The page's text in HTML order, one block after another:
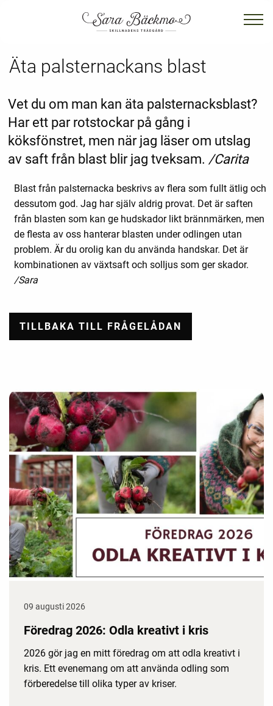
Äta palsternackans blast
Vet du om man kan äta palsternacksblast?
Har ett par rotstockar på gång i
köksfönstret, men när jag läser om utslag
av saft från blast blir jag tveksam. /Carita
Blast från palsternacka beskrivs av flera som fullt ätlig och
dessutom god. Jag har själv aldrig provat. Det är saften
från blasten som kan ge hudskador likt brännmärken, men
de flesta av oss hanterar blasten under odlingen utan
problem. Är du orolig kan du använda handskar. Det är
kombinationen av växtsaft och solljus som ger skador.
/Sara
09 augusti 2026
Föredrag 2026: Odla kreativt i kris
2026 gör jag en mitt föredrag om att odla kreativt i
kris. Ett evenemang om att använda odling som
förberedelse till olika typer av kriser.